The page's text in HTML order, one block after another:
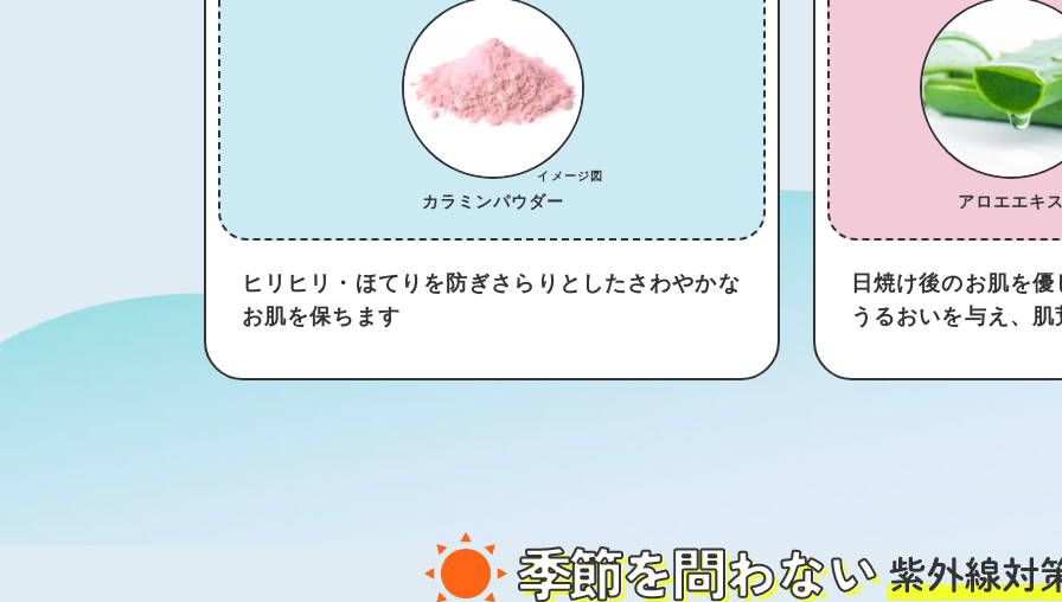
カラミンパウダー
ヒリヒリ・ほてりを防ぎさらりとしたさわやかな
お肌を保ちます
アロエエキ
日焼け後のお肌を
うるおいを与え、